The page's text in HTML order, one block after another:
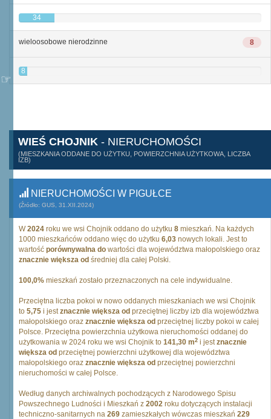
34
8
wieloosobowe nierodzinne
8
WIEŚ CHOJNIK - NIERUCHOMOŚCI
(MIESZKANIA ODDANE DO UŻYTKU, POWIERZCHNIA UŻYTKOWA, LICZBA
IZB)
NIERUCHOMOŚCI W PIGUŁCE
(Źródło: GUS, 31.XII.2024)
W2024 roku we wsi Chojnik oddano do użytku 8 mieszkań. Na każdych
1000 mieszkańców oddano więc do użytku 6,03 nowych lokali. Jest to
wartość porównywalna do wartości dla województwa małopolskiego oraz
znacznie większa od średniej dla całej Polski.
100,0% mieszkań zostało przeznaczonych na cele indywidualne.
Przeciętna liczba pokoi w nowo oddanych mieszkaniach we wsi Chojnik
to 5,75 i jestznacznie większa od przeciętnej liczby izb dla województwa
małopolskiego oraz znacznie większa od przeciętnej liczby pokoi w całej
Polsce. Przeciętna powierzchnia użytkowa nieruchomości oddanej do
użytkowania w 2024 roku we wsi Chojnik to 141,30 m2 i jestznacznie
większa od przeciętnej powierzchni użytkowej dla województwa
małopolskiego oraz znacznie większa od przeciętnej powierzchni
nieruchomości w całej Polsce.
Według danych archiwalnych pochodzących z Narodowego Spisu
Powszechnego Ludności i Mieszkań z 2002 roku dotyczących instalacji
techniczno-sanitarnych na 269 zamieszkałych wówczas mieszkań 229